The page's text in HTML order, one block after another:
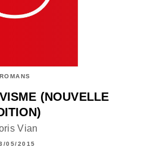
ROMANS
(NOUVELLE
Vian
05/2015